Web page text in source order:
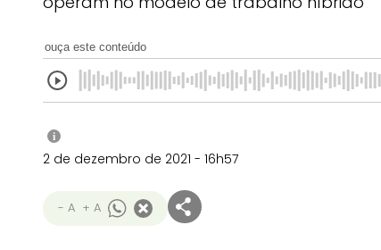
ouça este conteúdo
i
2 de dezembro de 2021 - 16h57
- A + A